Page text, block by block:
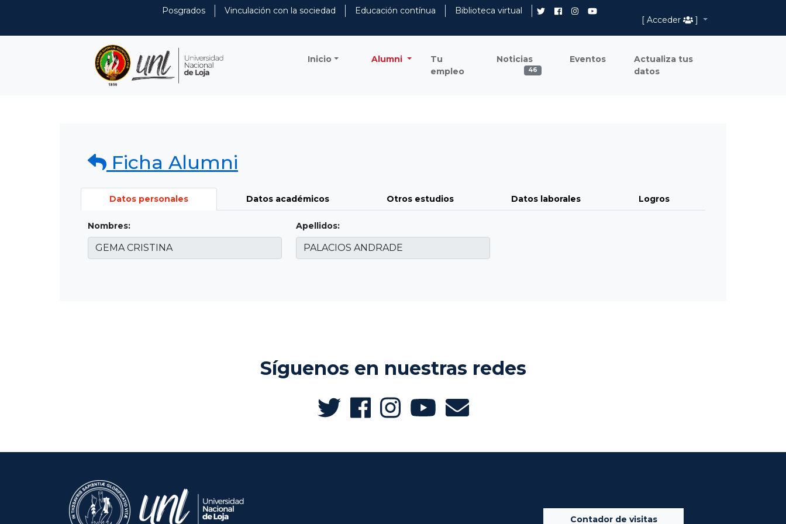
Posgrados Vinculación con la sociedad Educación contínua
Biblioteca virtual
[ Acceder
]
Inicio Alumni
Tu
empleo
Noticias
46
Eventos
Actualiza tus
datos
Ficha Alumni
Datos personales Datos académicos Otros estudios Datos laborales Logros
Nombres: Apellidos:
Síguenos en nuestras redes
Contador de visitas